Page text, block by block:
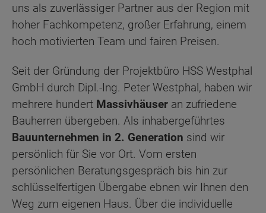
uns als zuverlässiger Partner aus der Region mit
hoher Fachkompetenz, großer Erfahrung, einem
hoch motivierten Team und fairen Preisen.
Seit der Gründung der Projektbüro HSS Westphal
GmbH durch Dipl.-Ing. Peter Westphal, haben wir
mehrere hundert Massivhäuser an zufriedene
Bauherren übergeben. Als inhabergeführtes
Bauunternehmen in 2. Generation sind wir
persönlich für Sie vor Ort. Vom ersten
persönlichen Beratungsgespräch bis hin zur
schlüsselfertigen Übergabe ebnen wir Ihnen den
Weg zum eigenen Haus. Über die individuelle